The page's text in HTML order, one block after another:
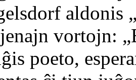
aldonis
vortojn:
poeto,